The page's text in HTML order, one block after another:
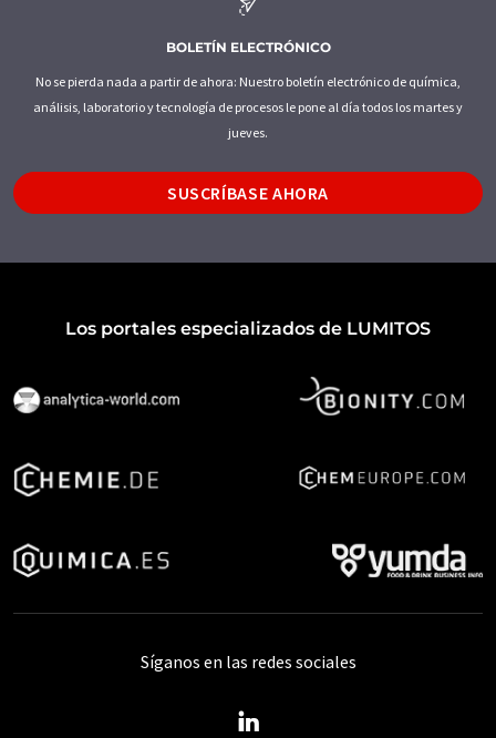
BOLETÍN ELECTRÓNICO
No se pierda nada a partir de ahora: Nuestro boletín electrónico de química,
análisis, laboratorio y tecnología de procesos le pone al día todos los martes y
jueves.
SUSCRÍBASE AHORA
Los portales especializados de LUMITOS
Síganos en las redes sociales